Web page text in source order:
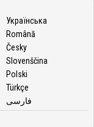
-
Українська
Română
Česky
Slovenščina
Polski
Türkçe
فارسی